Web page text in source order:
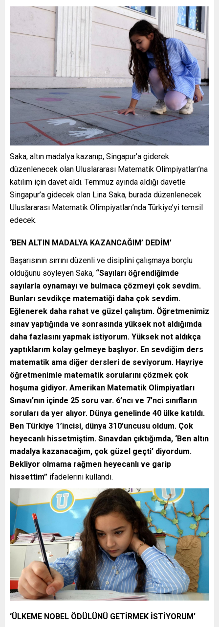
Saka, altın madalya kazanıp, Singapur’a giderek
düzenlenecek olan Uluslararası Matematik Olimpiyatları’na
katılım için davet aldı. Temmuz ayında aldığı davetle
Singapur’a gidecek olan Lina Saka, burada düzenlenecek
Uluslararası Matematik Olimpiyatları’nda Türkiye’yi temsil
edecek.
‘BEN ALTIN MADALYA KAZANCAĞIM’ DEDİM’
Başarısının sırrını düzenli ve disiplini çalışmaya borçlu
olduğunu söyleyen Saka, “Sayıları öğrendiğimde
sayılarla oynamayı ve bulmaca çözmeyi çok sevdim.
Bunları sevdikçe matematiği daha çok sevdim.
Eğlenerek daha rahat ve güzel çalıştım. Öğretmenimiz
sınav yaptığında ve sonrasında yüksek not aldığımda
daha fazlasını yapmak istiyorum. Yüksek not aldıkça
yaptıklarım kolay gelmeye başlıyor. En sevdiğim ders
matematik ama diğer dersleri de seviyorum. Hayriye
öğretmenimle matematik sorularını çözmek çok
hoşuma gidiyor. Amerikan Matematik Olimpiyatları
Sınavı’nın içinde 25 soru var. 6’ncı ve 7’nci sınıfların
soruları da yer alıyor. Dünya genelinde 40 ülke katıldı.
Ben Türkiye 1’incisi, dünya 310’uncusu oldum. Çok
heyecanlı hissetmiştim. Sınavdan çıktığımda, ‘Ben altın
madalya kazanacağım, çok güzel geçti’ diyordum.
Bekliyor olmama rağmen heyecanlı ve garip
hissettim” ifadelerini kullandı.
‘ÜLKEME NOBEL ÖDÜLÜNÜ GETİRMEK İSTİYORUM’